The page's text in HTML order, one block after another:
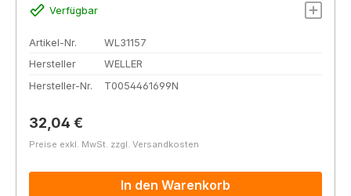
Verfügbar
Artikel-Nr.
WL31157
Hersteller
WELLER
Hersteller-Nr.
T0054461699N
Regulärer Preis:
32,04 €
Preise exkl. MwSt. zzgl. Versandkosten
In den Warenkorb